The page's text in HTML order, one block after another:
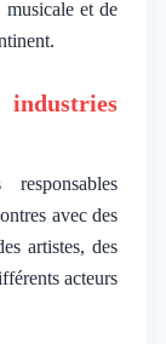
et de
avec des
artistes, des
acteurs